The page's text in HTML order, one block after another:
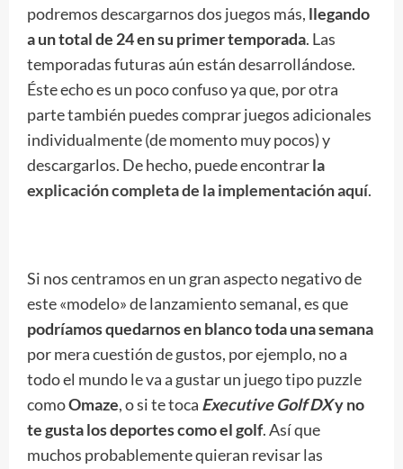
podremos descargarnos dos juegos más, llegando
a un total de 24 en su primer temporada. Las
temporadas futuras aún están desarrollándose.
Éste echo es un poco confuso ya que, por otra
parte también puedes comprar juegos adicionales
individualmente (de momento muy pocos) y
descargarlos. De hecho, puede encontrarla
explicación completa de la implementación aquí.
Si nos centramos en un gran aspecto negativo de
este «modelo» de lanzamiento semanal, es que
podríamos quedarnos en blanco toda una semana
por mera cuestión de gustos, por ejemplo, no a
todo el mundo le va a gustar un juego tipo puzzle
comoOmaze, o si te toca Executive Golf DXy no
te gusta los deportes como el golf. Así que
muchos probablemente quieran revisar las